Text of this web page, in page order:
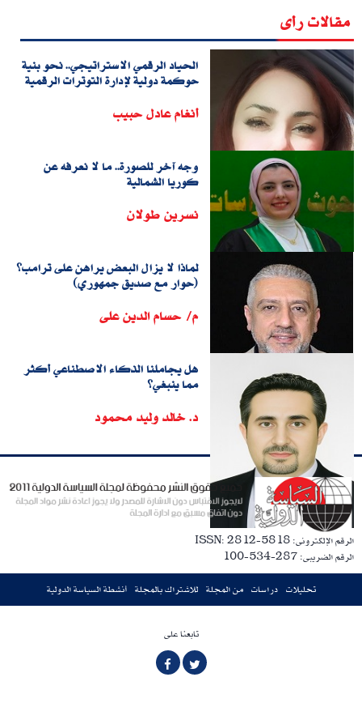
مقالات رأى
الحياد الرقمي الاستراتيجي.. نحو بنية
حوكمة دولية لإدارة التوترات الرقمية
أنغام عادل حبيب
وجه آخر للصورة.. ما لا نعرفه عن
كوريا الشمالية
نسرين طولان
لماذا لا يزال البعض يراهن على ترامب؟
(حوار مع صديق جمهوري)
م/ حسام الدين على
هل يجاملنا الذكاء الاصطناعي أكثر
مما ينبغي؟
د. خالد وليد محمود
الرقم الإلكترونى: ISSN: 2812-5818
الرقم الضريبى: 287-534-100
تحليلات دراسات من المجلة للاشتراك بالمجلة أنشطة السياسة الدولية
تابعنا على